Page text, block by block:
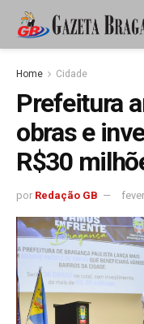
Home Cidade
Prefeitura
obras e
R$30
por Redação GB